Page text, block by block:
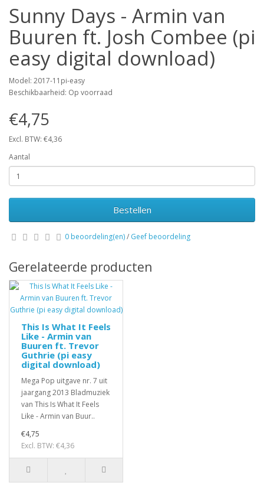
Sunny Days - Armin van
Buuren ft. Josh Combee (pi
easy digital download)
Model: 2017-11pi-easy
Beschikbaarheid: Op voorraad
€4,75
Excl. BTW: €4,36
Aantal
Bestellen
0 beoordeling(en)/ Geef beoordeling
Gerelateerde producten
This Is What It Feels
Like - Armin van
Buuren ft. Trevor
Guthrie (pi easy
digital download)
Mega Pop uitgave nr. 7 uit
jaargang 2013 Bladmuziek
van This Is What It Feels
Like - Armin van Buur..
€4,75
Excl. BTW: €4,36